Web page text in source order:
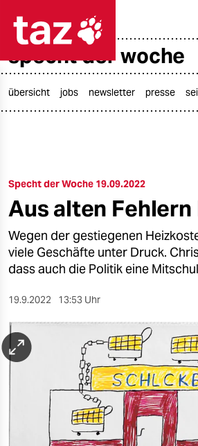
taz zahl ich
öko
gesellschaft
kultur
nord
specht der woche
übersicht jobs newsletter presse
Specht der Woche 19.09.2022
Aus alten
Wegen der gestiegenen
viele Geschäfte unter Druck.
dass auch die Politik eine
19.9.2022 13:53 Uhr